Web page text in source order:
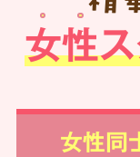
女性
女性同